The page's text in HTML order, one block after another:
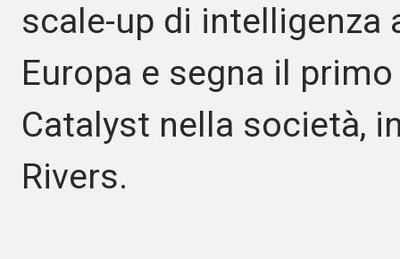
scale-up di
Europa e segna il
Catalyst nella società,
Rivers.